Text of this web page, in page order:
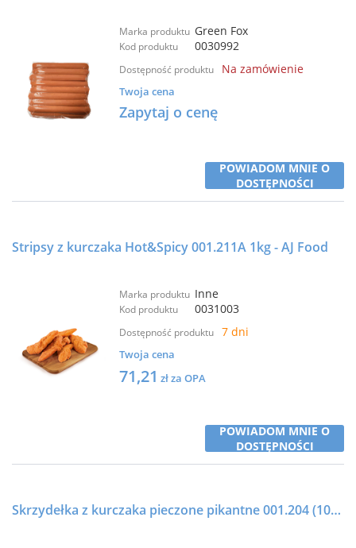
Marka produktu Green Fox
Kod produktu 0030992
Dostępność produktu Na zamówienie
Twoja cena
Zapytaj o cenę
POWIADOM MNIE O
DOSTĘPNOŚCI
Stripsy z kurczaka Hot&Spicy 001.211A 1kg - AJ Food
Marka produktu Inne
Kod produktu 0031003
Dostępność produktu 7 dni
Twoja cena
71,21 zł za OPA
POWIADOM MNIE O
DOSTĘPNOŚCI
Skrzydełka z kurczaka pieczone pikantne 001.204 (10*1,2kg) 12kg - AJ Food